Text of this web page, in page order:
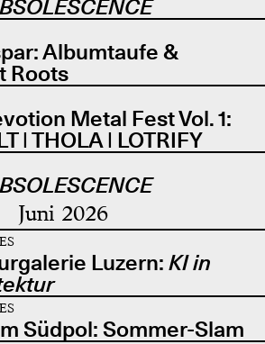
Albumtaufe &
Roots
Metal Fest Vol. 1:
| THOLA | LOTRIFY
Juni 2026
Luzern: KI in
Südpol: Sommer-Slam